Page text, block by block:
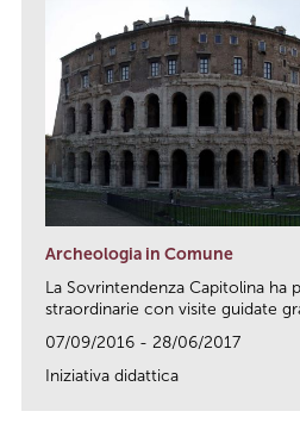
Archeologia in Comune
La Sovrintendenza Capitolina ha
straordinarie con visite guidate
07/09/2016 - 28/06/2017
Iniziativa didattica